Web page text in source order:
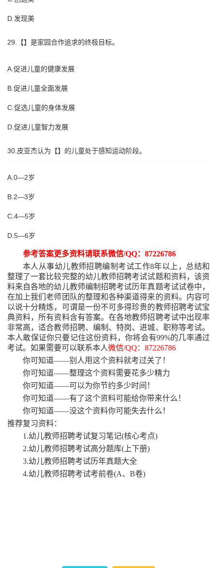
D.发现美
29.【】是家园合作追求的终极目标。
A.促进儿童的健康发展
B.促进儿童全面发展
C.促选儿童的身体发展
D.促进儿童智力发展
30.皮亚杰认为【】的儿童处于感知运动阶段。
A.0—2岁
B.2—3岁
C.4—5岁
D.5—6岁
参考答案更多资料请联系微信/QQ：87226786
本人从事幼儿教师招聘编制考试工作8年以上，总结和
整理了一套比较完整的幼儿教师招聘考试试题和资料，该资
料来自各地的幼儿教师编制招聘考试历年真题考试试卷中，
在加上我们老师团队的整理和各种渠道得来的资料。内容可
以说十分精炼，可谓是一份不可多得珍贵的教师招聘考试宝
典资料，所有资料含有答案。在各地教师招聘考试中出现率
非常高，适合教师招聘、编制、特岗、进城、职称等考试。
本人敢保证你只要记住这份资料，你将会有99%的几率通过
考试。如果需要可以联系本人微信/QQ：87226786
你可知道——别人用这个资料就考过关了！
你可知道——整理这个资料需要花多少精力
你可知道——可以为你节约多少时间！
你可知道——有了这个资料可能给你带来什么！
你可知道——没这个资料你可能失去什么！
推荐复习资料：
1.幼儿教师招聘考试复习笔记(核心考点)
2.幼儿教师招聘考试高分题库(上下册)
3.幼儿教师招聘考试历年真题大全
4.幼儿教师招聘考试考前卷(A、B卷)